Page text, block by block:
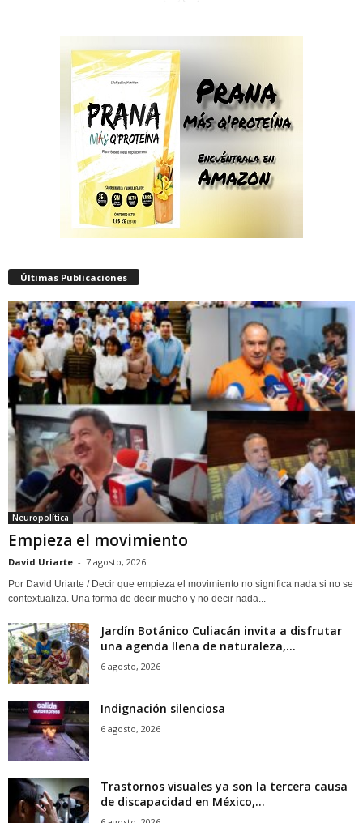
Últimas Publicaciones
Neuropolítica
Empieza el movimiento
David Uriarte - 7 agosto, 2026
Por David Uriarte / Decir que empieza el movimiento no significa nada si no se
contextualiza. Una forma de decir mucho y no decir nada...
Jardín Botánico Culiacán invita a disfrutar
una agenda llena de naturaleza,...
6 agosto, 2026
Indignación silenciosa
6 agosto, 2026
Trastornos visuales ya son la tercera causa
de discapacidad en México,...